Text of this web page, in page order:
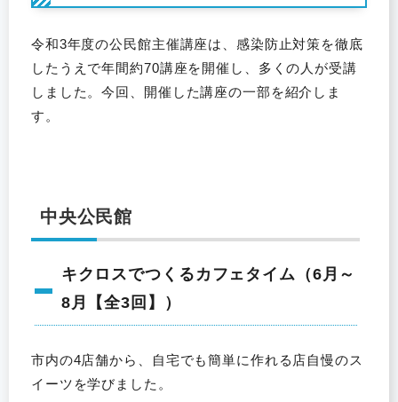
令和3年度の公民館主催講座は、感染防止対策を徹底
したうえで年間約70講座を開催し、多くの人が受講
しました。今回、開催した講座の一部を紹介しま
す。
中央公民館
キクロスでつくるカフェタイム（6月～
8月【全3回】）
市内の4店舗から、自宅でも簡単に作れる店自慢のス
イーツを学びました。